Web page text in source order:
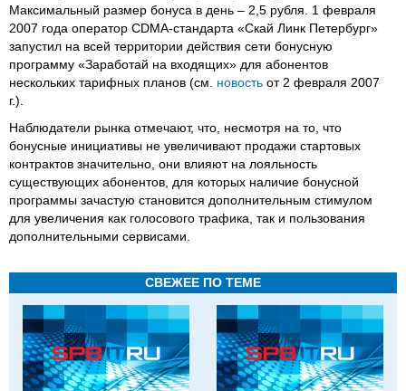
Максимальный размер бонуса в день – 2,5 рубля. 1 февраля
2007 года оператор CDMA-стандарта «Скай Линк Петербург»
запустил на всей территории действия сети бонусную
программу «Заработай на входящих» для абонентов
нескольких тарифных планов (см. новость от 2 февраля 2007
г.).
Наблюдатели рынка отмечают, что, несмотря на то, что
бонусные инициативы не увеличивают продажи стартовых
контрактов значительно, они влияют на лояльность
существующих абонентов, для которых наличие бонусной
программы зачастую становится дополнительным стимулом
для увеличения как голосового трафика, так и пользования
дополнительными сервисами.
СВЕЖЕЕ ПО ТЕМЕ